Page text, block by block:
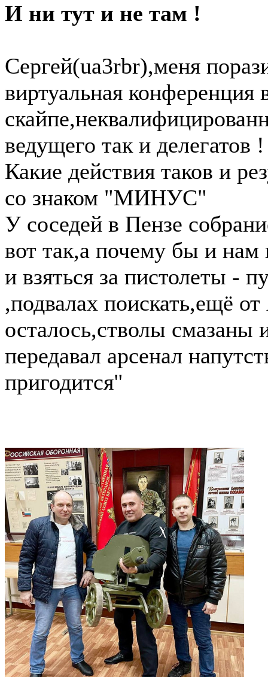
И ни тут и не там !
Сергей(ua3rbr),меня
виртуальная конференция
ведущего так и делегатов !
Какие действия таков и
со знаком "МИНУС"
У соседей в Пензе
вот так,а почему бы и нам
и взяться за пистолеты -
,подвалах поискать,ещё
осталось,стволы смазаны
передавал арсенал
пригодится"